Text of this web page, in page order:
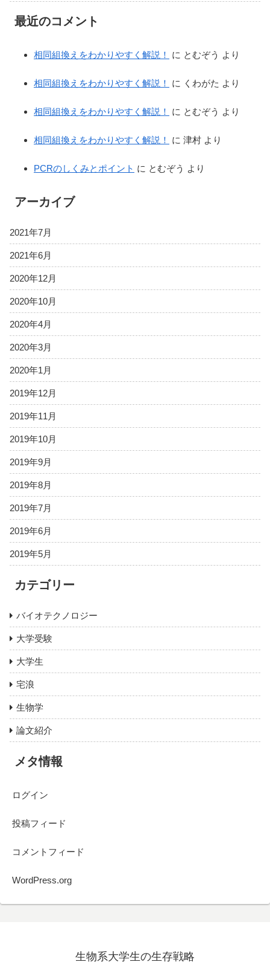
最近のコメント
相同組換えをわかりやすく解説！ に とむぞう より
相同組換えをわかりやすく解説！ に くわがた より
相同組換えをわかりやすく解説！ に とむぞう より
相同組換えをわかりやすく解説！ に 津村 より
PCRのしくみとポイント に とむぞう より
アーカイブ
2021年7月
2021年6月
2020年12月
2020年10月
2020年4月
2020年3月
2020年1月
2019年12月
2019年11月
2019年10月
2019年9月
2019年8月
2019年7月
2019年6月
2019年5月
カテゴリー
バイオテクノロジー
大学受験
大学生
宅浪
生物学
論文紹介
メタ情報
ログイン
投稿フィード
コメントフィード
WordPress.org
生物系大学生の生存戦略